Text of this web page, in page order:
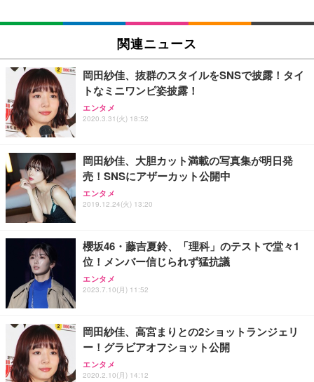
SIHOO B100 オフィスチェア／デスクチェア メッシ
ュチェア 人間工学 疲れない ブラック
￥27,999
Sezlife オフィスチェア デスクチェア 疲れない テレ
ワーク チェア 強化バックレスト 30度ロッキング機
能 人間工学 椅子 腰サポート 90度跳ね上げ式アーム
務用 おしゃれ パソコンチェア (ブラック)
Sezlife オフィスチェア デスクチェア 疲れない テレ
ワーク チェア 強化バックレスト 30度ロッキング機
能 人間工学 椅子 腰サポート 90度跳ね上げ式アーム
務用 おしゃれ パソコンチェア (ホワイト)
ANDWINT オフィスチェア デスクチェア 肘なし メ
ッシュ 通気性 ランバーサポート付き 腰サポート ガ
ス圧無段階昇降 360度回転 キャスター付き コンパク
EIZO ビジネス向けプレミアムモニター | FlexScan
￥109,572
【純正品】27"ゲーミングモニター DualSense 充電
フック付き（CFI-ZDM1J）
【整備済み品】Dell E2724HS 27インチ 液晶モニタ
ー フルHD（1920×1080）VA 非光沢 HDMI/DisplayP
ort/VGA スピーカー内蔵 高さ調整 スイベル VESA対
【MiniLED/24.5inch/280Hz/FHD】GRAPHT THE S
HOOTER Gaming Monitor 24” Essential ゲーミン
グモニター QD 24.5インチ 1ms FHD 量子ドット 残
Amazonベーシック ペットシーツ 厚型 ワイド 42枚
x2袋(84枚) ホワイト(吸収面:ライトブルー)
￥3,234
ネオ・ルーライフ ネオ・オムツ L 中型犬用 26枚入
り 単品
Smart Basic(スマートベーシック) 【Amazon.co.jp
限定】 Smart Basic アイリスオーヤマ ペットシーツ
超厚型 お徳用 ワイド 100枚入 (x 1) (ケース販売)
アイリスオーヤマ ペットシーツ 超厚型 お徳用 レギ
ュラー 200枚入【Amazon.co.jp限定】
関連ニュース
岡田紗佳、抜群のスタイルをSNSで披露！タイ
トなミニワンピ姿披露！
エンタメ
2020.3.31(火) 18:52
岡田紗佳、大胆カット満載の写真集が明日発
売！SNSにアザーカット公開中
エンタメ
2019.12.24(火) 13:20
櫻坂46・藤吉夏鈴、「理科」のテストで堂々1
位！メンバー信じられず猛抗議
エンタメ
2023.7.10(月) 11:52
岡田紗佳、高宮まりとの2ショットランジェリ
ー！グラビアオフショット公開
エンタメ
2020.2.10(月) 14:12